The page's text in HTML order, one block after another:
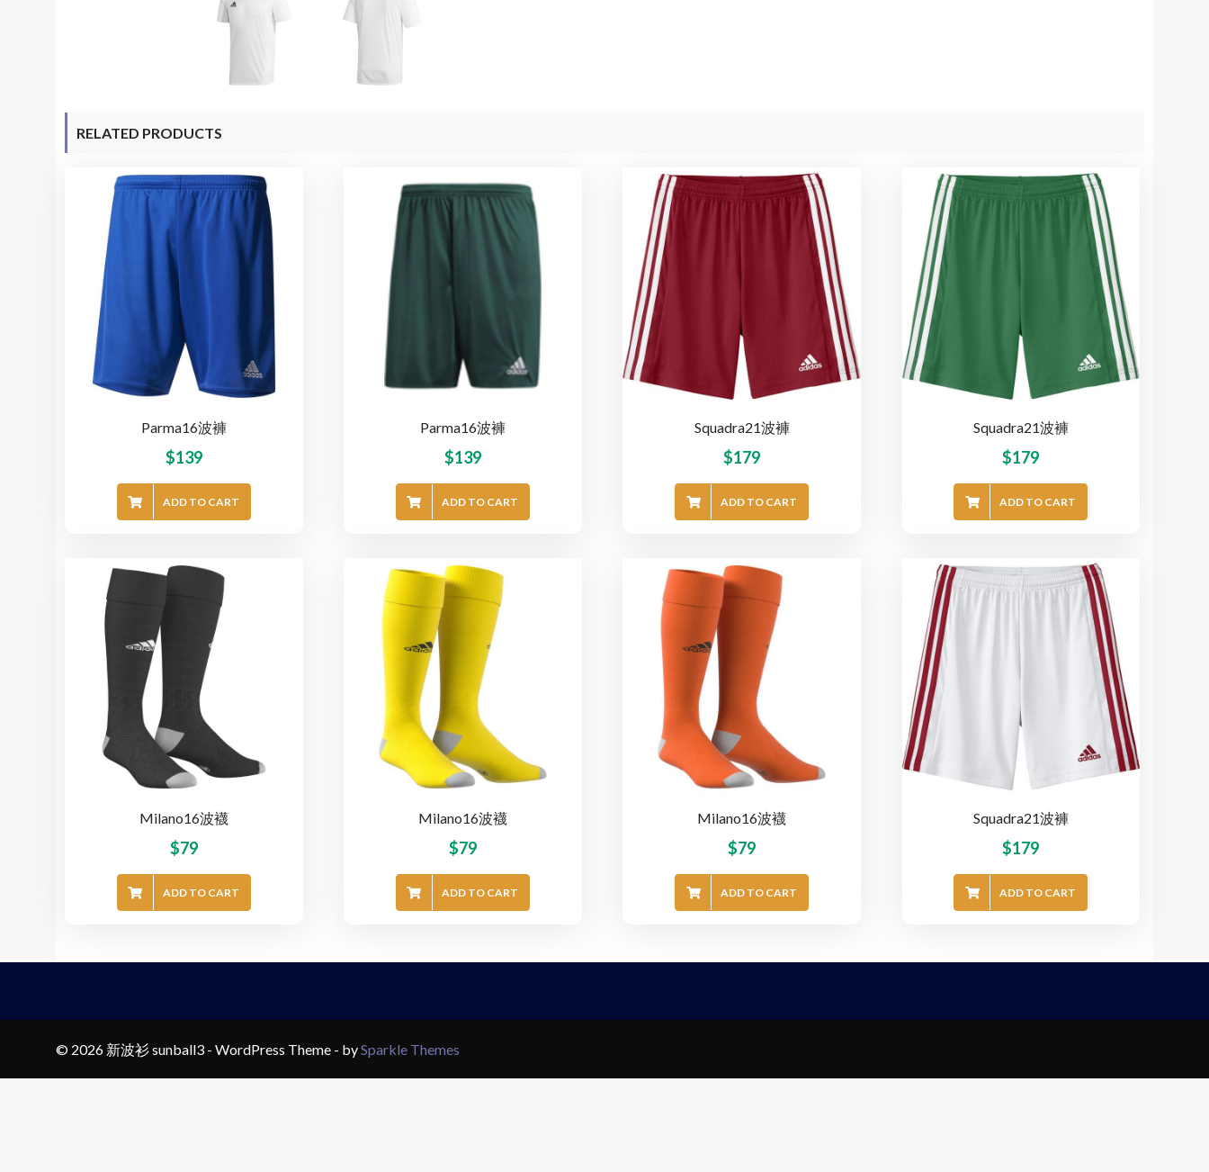
RELATED PRODUCTS
Parma16波褲
$139
ADD TO CART
Parma16波褲
$139
ADD TO CART
Squadra21波褲
$179
ADD TO CART
Squadra21波褲
$179
ADD TO CART
Milano16波襪
$79
ADD TO CART
Milano16波襪
$79
ADD TO CART
Milano16波襪
$79
ADD TO CART
Squadra21波褲
$179
ADD TO CART
© 2026 新波衫 sunball3 - WordPress Theme - bySparkle Themes